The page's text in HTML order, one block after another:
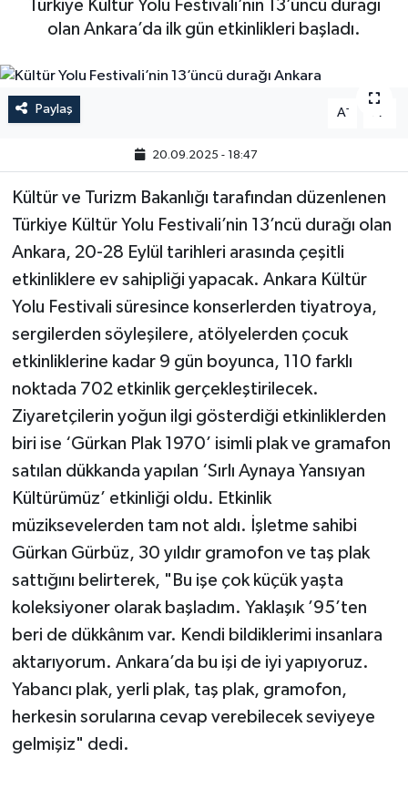
Türkiye Kültür Yolu Festivali’nin 13’üncü durağı
olan Ankara’da ilk gün etkinlikleri başladı.
Paylaş A- A
20.09.2025 - 18:47
Kültür ve Turizm Bakanlığı tarafından düzenlenen
Türkiye Kültür Yolu Festivali’nin 13’ncü durağı olan
Ankara, 20-28 Eylül tarihleri arasında çeşitli
etkinliklere ev sahipliği yapacak. Ankara Kültür
Yolu Festivali süresince konserlerden tiyatroya,
sergilerden söyleşilere, atölyelerden çocuk
etkinliklerine kadar 9 gün boyunca, 110 farklı
noktada 702 etkinlik gerçekleştirilecek.
Ziyaretçilerin yoğun ilgi gösterdiği etkinliklerden
biri ise ‘Gürkan Plak 1970’ isimli plak ve gramafon
satılan dükkanda yapılan ‘Sırlı Aynaya Yansıyan
Kültürümüz’ etkinliği oldu. Etkinlik
müziksevelerden tam not aldı. İşletme sahibi
Gürkan Gürbüz, 30 yıldır gramofon ve taş plak
sattığını belirterek, "Bu işe çok küçük yaşta
koleksiyoner olarak başladım. Yaklaşık ’95’ten
beri de dükkânım var. Kendi bildiklerimi insanlara
aktarıyorum. Ankara’da bu işi de iyi yapıyoruz.
Yabancı plak, yerli plak, taş plak, gramofon,
herkesin sorularına cevap verebilecek seviyeye
gelmişiz" dedi.